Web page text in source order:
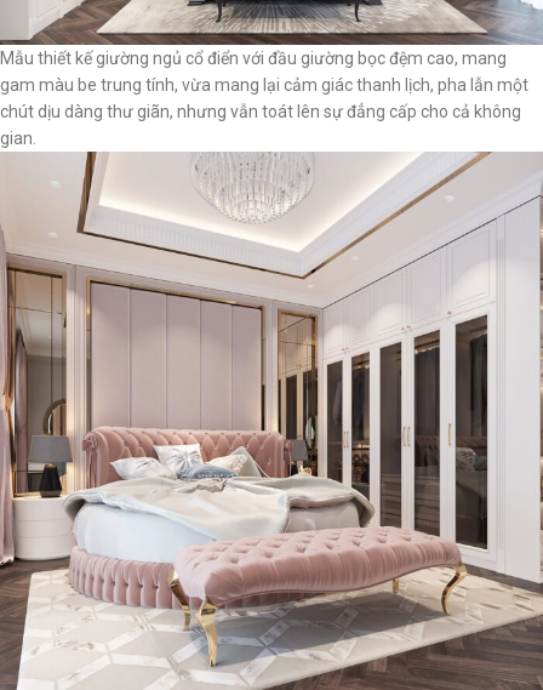
Mẫu thiết kế giường ngủ cổ điển với đầu giường bọc đệm cao, mang
gam màu be trung tính, vừa mang lại cảm giác thanh lịch, pha lẫn một
chút dịu dàng thư giãn, nhưng vẫn toát lên sự đẳng cấp cho cả không
gian.